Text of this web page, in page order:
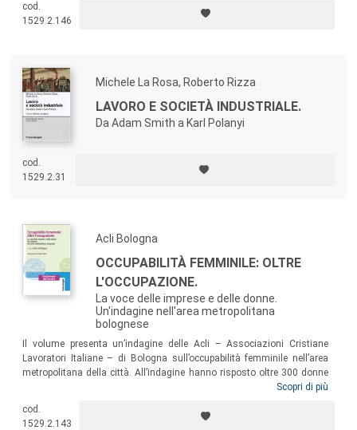
evidenziare i punti di contatto tra le aziende di famiglia (medio-grandi)
e leStartup.
cod.
1529.2.146
Michele La Rosa, Roberto Rizza
LAVORO E SOCIETÀ INDUSTRIALE.
Da Adam Smith a Karl Polanyi
cod.
1529.2.31
Acli Bologna
OCCUPABILITÀ FEMMINILE: OLTRE
L'OCCUPAZIONE.
La voce delle imprese e delle donne.
Un'indagine nell'area metropolitana
bolognese
Il volume presenta un’indagine delle Acli – Associazioni Cristiane
Lavoratori Italiane – di Bologna sull’occupabilità femminile nell’area
metropolitana della città. All’indagine hanno risposto oltre 300 donne
– occupate, disoccupate, inoccupate – e un centinaio di aziende e
punto di partenza teorico per individuare nuovi e più efficaci servizi, che
Scopri di più
cod.
1529.2.143